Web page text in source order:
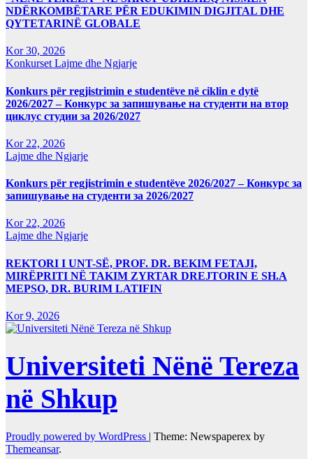
NDËRKOMBËTARE PËR EDUKIMIN DIGJITAL DHE
QYTETARINË GLOBALE
Kor 30, 2026
Konkurset Lajme dhe Ngjarje
Konkurs për regjistrimin e studentëve në ciklin e dytë
2026/2027 – Конкурс за запишување на студенти на втор
циклус студии за 2026/2027
Kor 22, 2026
Lajme dhe Ngjarje
Konkurs për regjistrimin e studentëve 2026/2027 – Конкурс за
запишување на студенти за 2026/2027
Kor 22, 2026
Lajme dhe Ngjarje
REKTORI I UNT-SË, PROF. DR. BEKIM FETAJI,
MIRËPRITI NË TAKIM ZYRTAR DREJTORIN E SH.A
MEPSO, DR. BURIM LATIFIN
Kor 9, 2026
Universiteti Nënë Tereza
në Shkup
Proudly powered by WordPress | Theme: Newspaperex by
Themeansar.